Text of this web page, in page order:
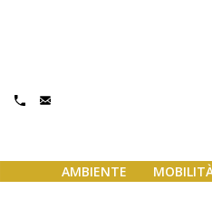
AMBIENTE